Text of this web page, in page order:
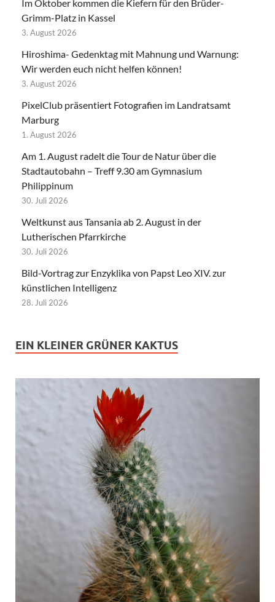
Im Oktober kommen die Kiefern für den Brüder-
Grimm-Platz in Kassel
3. August 2026
Hiroshima- Gedenktag mit Mahnung und Warnung:
Wir werden euch nicht helfen können!
3. August 2026
PixelClub präsentiert Fotografien im Landratsamt
Marburg
1. August 2026
Am 1. August radelt die Tour de Natur über die
Stadtautobahn – Treff 9.30 am Gymnasium
Philippinum
30. Juli 2026
Weltkunst aus Tansania ab 2. August in der
Lutherischen Pfarrkirche
30. Juli 2026
Bild-Vortrag zur Enzyklika von Papst Leo XIV. zur
künstlichen Intelligenz
28. Juli 2026
EIN KLEINER GRÜNER KAKTUS